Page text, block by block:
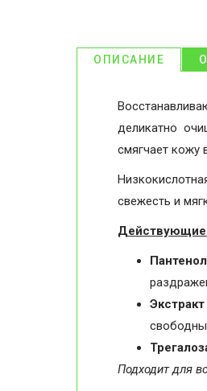
ОПИСАНИЕ
деликатно
смягчает кожу
свежесть и
Действующие
Пантенол
Подходит для